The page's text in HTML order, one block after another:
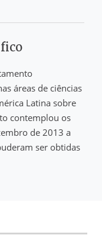
áreas de ciências
Latina sobre
contemplou os
de 2013 a
ser obtidas